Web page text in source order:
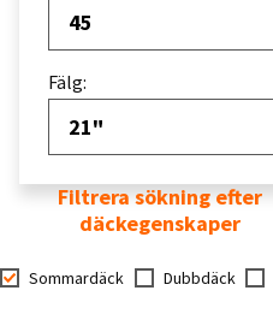
45
Fälg:
21"
Sommardäck Dubbdäck
Filtrera sökning efter
däckegenskaper